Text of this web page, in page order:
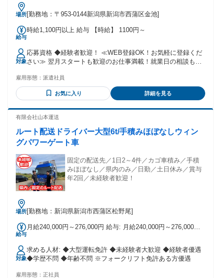
場所[勤務地：〒953-0144新潟県新潟市西蒲区金池]
給与
時給1,100円以上 給与 【時給】 1100円～
対象
応募資格 ◆経験者歓迎！ ≪WEB登録OK！お気軽に登録くだ
さい≫ 翌月スタートも歓迎のお仕事満載！就業日の相談も
雇用形態： 派遣社員
お気に入り 詳細を見る
有限会社山本運送
ルート配送ドライバー大型6t/手積みほぼなしウィン
グパワーゲート車
固定の配送先／1日2～4件／カゴ車積み／手積
みほぼなし／県内のみ／日勤／土日休み／賞与
年2回／未経験者歓迎！
場所[勤務地：新潟県新潟市西蒲区松野尾]
給与
月給240,000円～276,000円 給与: 月給240,000円～276,000円
あり(配偶者5,000円、子3,000円) ・1年ごとに勤続給あり(2年
目から) ・昇給あり ・賞与あり 年2回
対象
求める人材: ◆大型運転免許 ◆未経験者大歓迎 ◆経験者優遇
◆学歴不問 ◆年齢不問 ※フォークリフト免許ある方優遇
雇用形態： 正社員